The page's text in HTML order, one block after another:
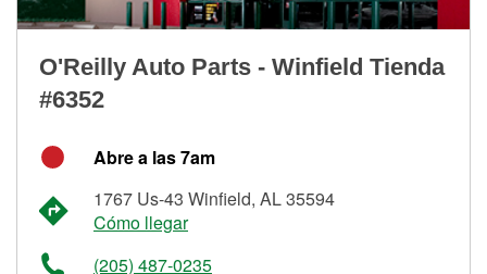
O'Reilly Auto Parts - Winfield Tienda
#6352
Abre a las 7am
1767 Us-43 Winfield, AL 35594
Cómo llegar
(205) 487-0235